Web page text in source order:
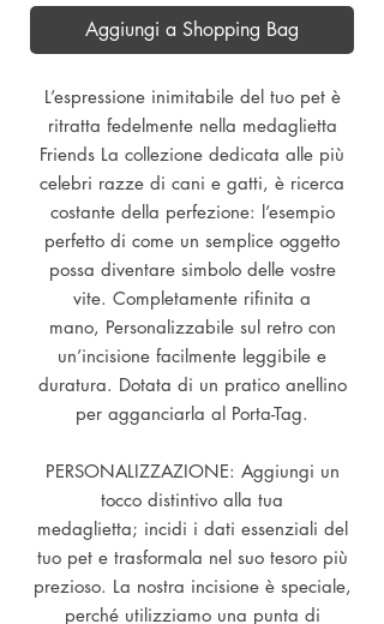
Aggiungi a Shopping Bag
L’espressione inimitabile del tuo pet è
ritratta fedelmente nella medaglietta
Friends La collezione dedicata alle più
celebri razze di cani e gatti, è ricerca
costante della perfezione: l’esempio
perfetto di come un semplice oggetto
possa diventare simbolo delle vostre
vite. Completamente rifinita a
mano, Personalizzabile sul retro con
un’incisione facilmente leggibile e
duratura. Dotata di un pratico anellino
per agganciarla al Porta-Tag.
PERSONALIZZAZIONE: Aggiungi un
tocco distintivo alla tua
medaglietta; incidi i dati essenziali del
tuo pet e trasformala nel suo tesoro più
prezioso. La nostra incisione è speciale,
perché utilizziamo una punta di